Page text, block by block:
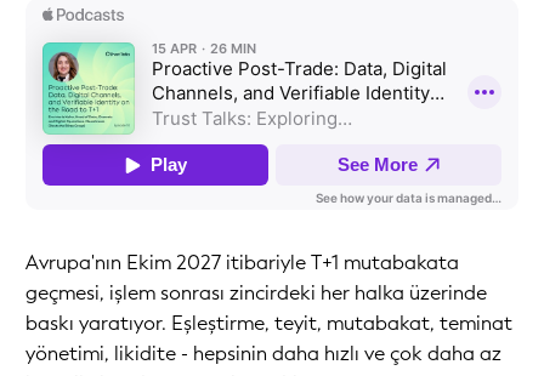
Avrupa'nın Ekim 2027 itibariyle T+1 mutabakata
geçmesi, işlem sonrası zincirdeki her halka üzerinde
baskı yaratıyor. Eşleştirme, teyit, mutabakat, teminat
yönetimi, likidite - hepsinin daha hızlı ve çok daha az